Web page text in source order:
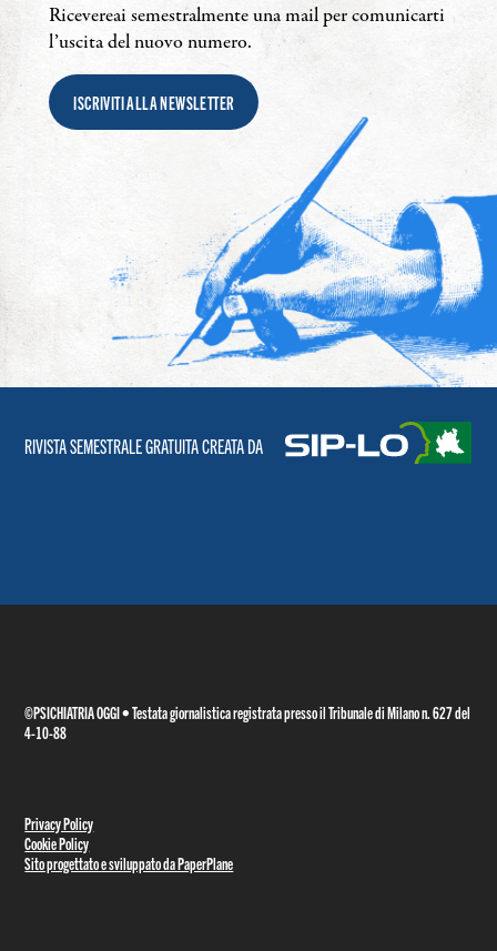
RIVISTA SEMESTRALE GRATUITA CREATA DA
Ricevereai semestralmente una mail per comunicarti
l’uscita del nuovo numero.
ISCRIVITI ALLA NEWSLETTER
RIVISTA SEMESTRALE GRATUITA CREATA DA
©PSICHIATRIA OGGI • Testata giornalistica registrata presso il Tribunale di Milano n. 627 del
4-10-88
Privacy Policy
Cookie Policy
Sito progettato e sviluppato da PaperPlane